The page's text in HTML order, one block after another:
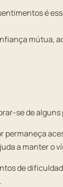
é
mútua,
se de alguns
a manter o
de